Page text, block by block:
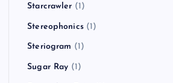
Starcrawler (1)
Stereophonics(1)
Steriogram (1)
Sugar Ray (1)